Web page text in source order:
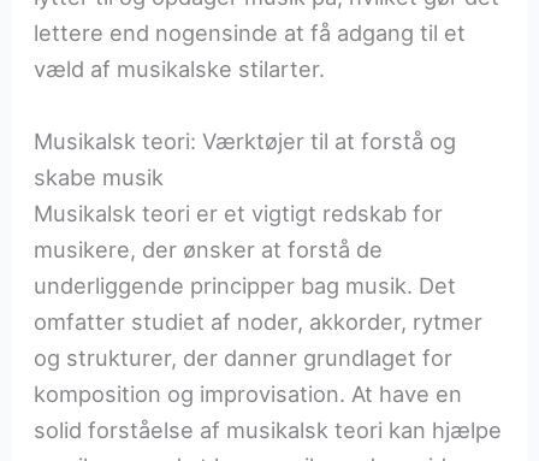
lettere end nogensinde at få adgang til et
væld af musikalske stilarter.
Musikalsk teori: Værktøjer til at forstå og
skabe musik
Musikalsk teori er et vigtigt redskab for
musikere, der ønsker at forstå de
underliggende principper bag musik. Det
omfatter studiet af noder, akkorder, rytmer
og strukturer, der danner grundlaget for
komposition og improvisation. At have en
solid forståelse af musikalsk teori kan hjælpe